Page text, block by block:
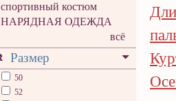
спортивный костюм
НАРЯДНАЯ ОДЕЖДА
всё
Размер
50
52